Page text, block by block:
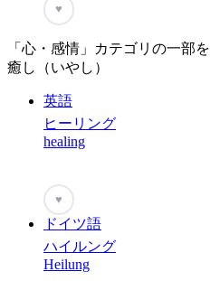
♥
「心・感情」カテゴリの一部
癒し（いやし）
英語
ヒーリング
healing
♥
ドイツ語
ハイルング
Heilung